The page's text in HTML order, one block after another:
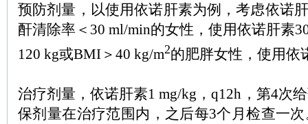
预防剂量，以使用依诺肝素为例，考虑依诺
酐清除率＜30 ml/min的女性，使用依诺肝素
120 kg或BMI＞40 kg/m2的肥胖女性，使用依
治疗剂量，依诺肝素1 mg/kg，q12h，第4次
保剂量在治疗范围内，之后每3个月检查一